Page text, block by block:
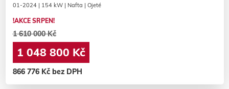
01-2024 | 154 kW | Nafta | Ojeté
!AKCE SRPEN!
1 610 000 Kč
1 048 800 Kč
866 776 Kč bez DPH